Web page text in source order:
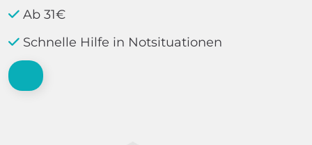
Ab 31€
Schnelle Hilfe in Notsituationen